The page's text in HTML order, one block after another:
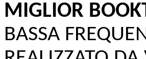
MIGLIOR
BASSA